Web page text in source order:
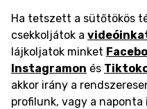
Ha tetszett a sütőtökös
csekkoljátok a
lájkoljatok minket
Instagramon és
akkor irány a
profilunk, vagy a naponta